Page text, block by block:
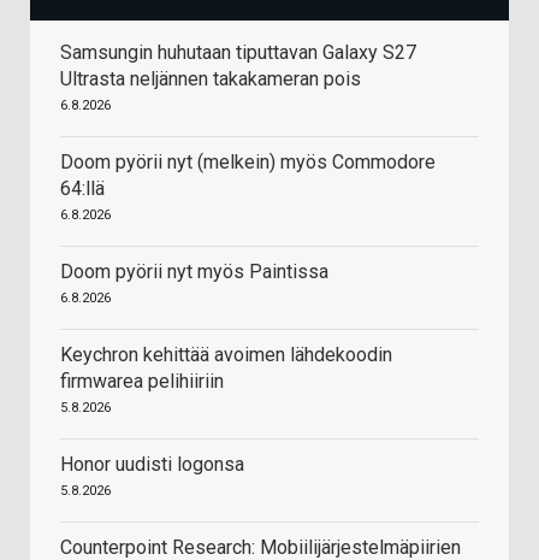
Samsungin huhutaan tiputtavan Galaxy S27
Ultrasta neljännen takakameran pois
6.8.2026
Doom pyörii nyt (melkein) myös Commodore
64:llä
6.8.2026
Doom pyörii nyt myös Paintissa
6.8.2026
Keychron kehittää avoimen lähdekoodin
firmwarea pelihiiriin
5.8.2026
Honor uudisti logonsa
5.8.2026
Counterpoint Research: Mobiilijärjestelmäpiirien